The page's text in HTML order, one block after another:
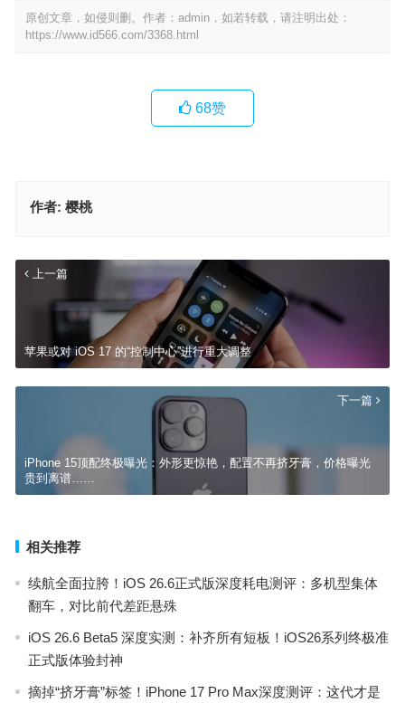
原创文章，如侵则删。作者：admin，如若转载，请注明出处：
https://www.id566.com/3368.html
68赞
作者: 樱桃
上一篇
苹果或对 iOS 17 的“控制中心”进行重大调整
下一篇
iPhone 15顶配终极曝光：外形更惊艳，配置不再挤牙膏，价格曝光
贵到离谱……
相关推荐
续航全面拉胯！iOS 26.6正式版深度耗电测评：多机型集体
翻车，对比前代差距悬殊
iOS 26.6 Beta5 深度实测：补齐所有短板！iOS26系列终极准
正式版体验封神
摘掉“挤牙膏”标签！iPhone 17 Pro Max深度测评：这代才是